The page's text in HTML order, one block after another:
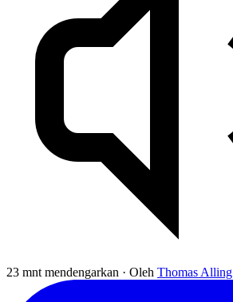
23 mnt mendengarkan · Oleh Thomas Alling